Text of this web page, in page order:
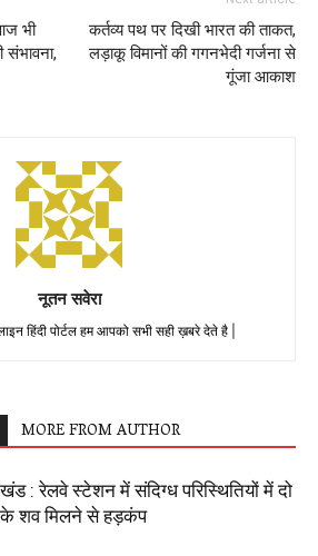
भी
संभावना,
कर्तव्य पथ पर दिखी भारत की ताकत,
लड़ाकू विमानों की गगनभेदी गर्जना से
गूंजा आकाश
नूतन सवेरा
हिंदी पोर्टल हम आपको सभी सही ख़बरे देते है |
MORE FROM AUTHOR
: रेलवे स्टेशन में संदिग्ध परिस्थितियों में दो
के शव मिलने से हड़कंप